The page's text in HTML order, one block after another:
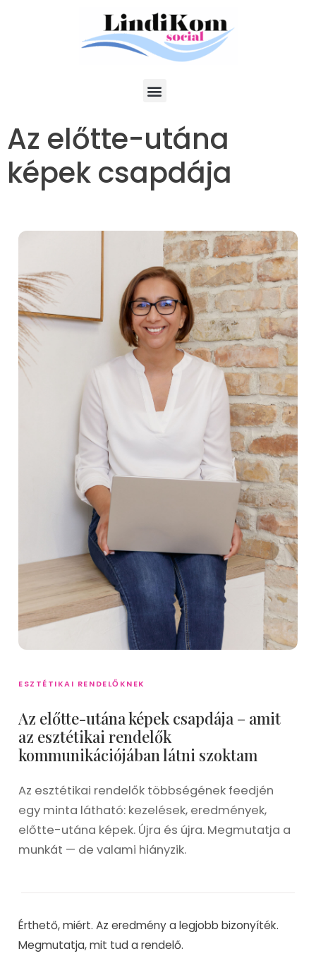
Az előtte-utána
képek csapdája
ESZTÉTIKAI RENDELŐKNEK
Az előtte-utána képek csapdája – amit
az esztétikai rendelők
kommunikációjában látni szoktam
Az esztétikai rendelők többségének feedjén
egy minta látható: kezelések, eredmények,
előtte-utána képek. Újra és újra. Megmutatja a
munkát — de valami hiányzik.
Érthető, miért. Az eredmény a legjobb bizonyíték.
Megmutatja, mit tud a rendelő.